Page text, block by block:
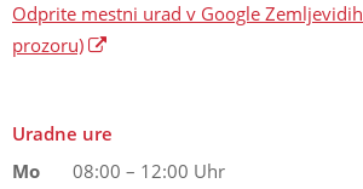
Odprite mestni urad v Google Zemljevidih
prozoru)
Uradne ure
Mo
08:00 – 12:00 Uhr